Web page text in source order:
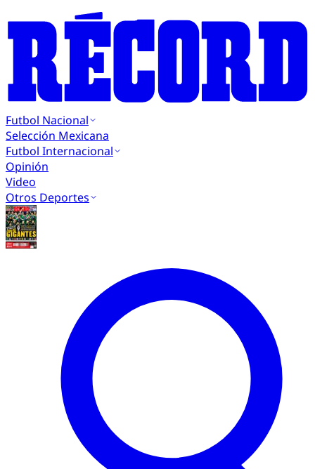
Futbol Nacional
Selección Mexicana
Futbol Internacional
Opinión
Video
Otros Deportes